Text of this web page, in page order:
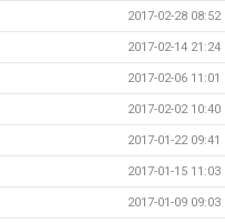
2017-02-28 08:52
2017-02-14 21:24
2017-02-06 11:01
2017-02-02 10:40
2017-01-22 09:41
2017-01-15 11:03
2017-01-09 09:03